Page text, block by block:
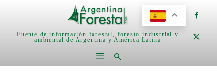
Fuente de información forestal, foresto-industrial y
ambiental de Argentina y América Latina